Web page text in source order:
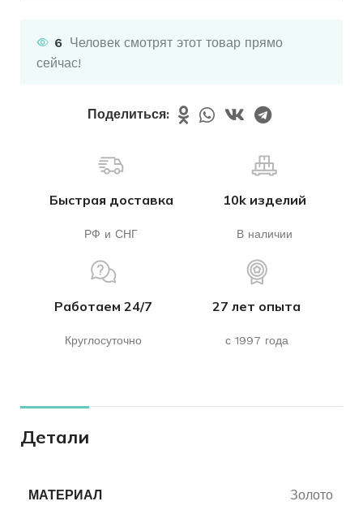
6 Человек смотрят этот товар прямо
сейчас!
Поделиться:
Быстрая доставка
РФ и СНГ
10k изделий
В наличии
Работаем 24/7
Круглосуточно
27 лет опыта
с 1997 года
Детали
МАТЕРИАЛ Золото